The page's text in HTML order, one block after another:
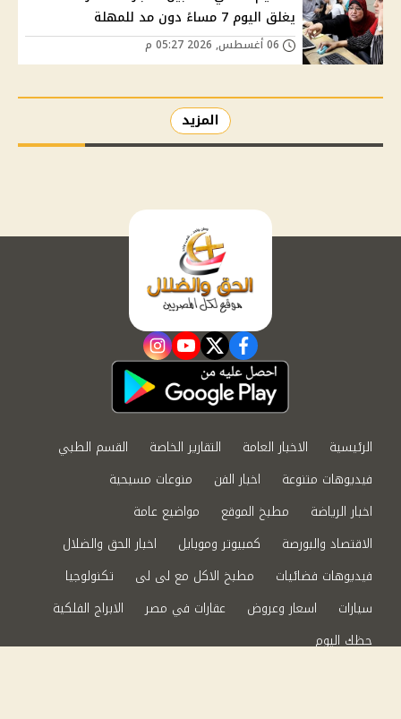
يغلق اليوم 7 مساءً دون مد للمهلة
المزيد
facebook
twitter
youtube
instagram
الرئيسية الاخبار العامة التقارير الخاصة
القسم الطبي
فيديوهات متنوعة
اخبار الفن
منوعات مسيحية
اخبار الرياضة
مطبخ الموقع
مواضيع عامة
الاقتصاد والبورصة
كمبيوتر وموبايل
اخبار الحق والضلال
فيديوهات فضائيات
مطبخ الاكل مع لى لى
تكنولوجيا
سيارات
اسعار وعروض عقارات في مصر
الابراج الفلكية
حظك اليوم